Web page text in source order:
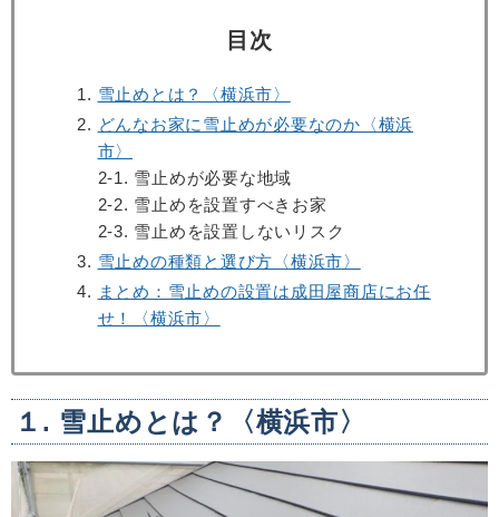
目次
雪止めとは？〈横浜市〉
どんなお家に雪止めが必要なのか〈横浜
市〉
2-1. 雪止めが必要な地域
2-2. 雪止めを設置すべきお家
2-3. 雪止めを設置しないリスク
雪止めの種類と選び方〈横浜市〉
まとめ：雪止めの設置は成田屋商店にお任
せ！〈横浜市〉
１. 雪止めとは？〈横浜市〉